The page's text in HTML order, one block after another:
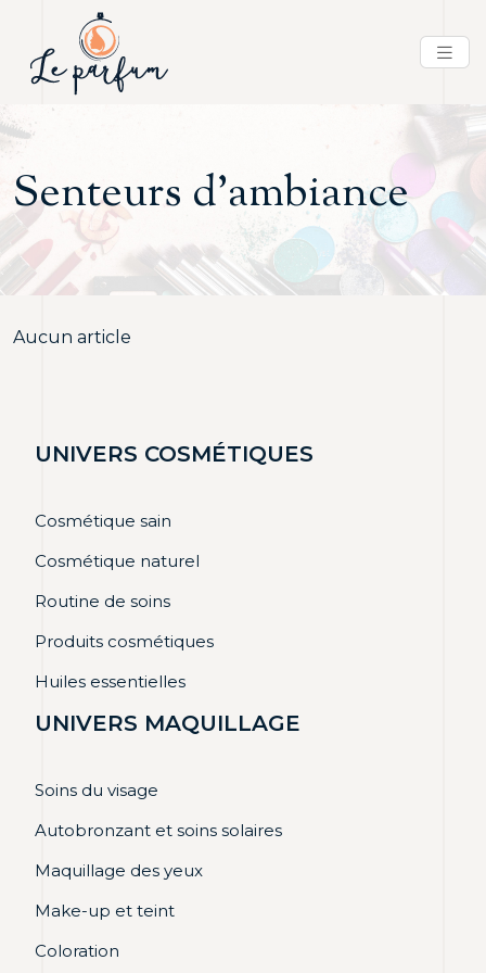
Senteurs d’ambiance
Aucun article
UNIVERS COSMÉTIQUES
Cosmétique sain
Cosmétique naturel
Routine de soins
Produits cosmétiques
Huiles essentielles
UNIVERS MAQUILLAGE
Soins du visage
Autobronzant et soins solaires
Maquillage des yeux
Make-up et teint
Coloration